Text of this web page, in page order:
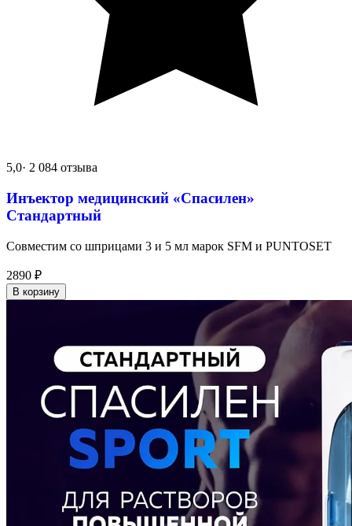
5,0· 2 084 отзыва
Инъектор медицинский «Спасилен»
Стандартный
Совместим со шприцами 3 и 5 мл марок SFM и PUNTOSET
2890 ₽
В корзину